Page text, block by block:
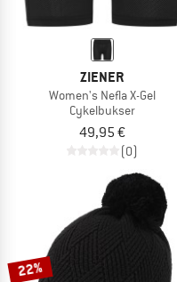
ZIENER
Women's Nefla X-Gel
Cykelbukser
49,95 €
(0)
22%